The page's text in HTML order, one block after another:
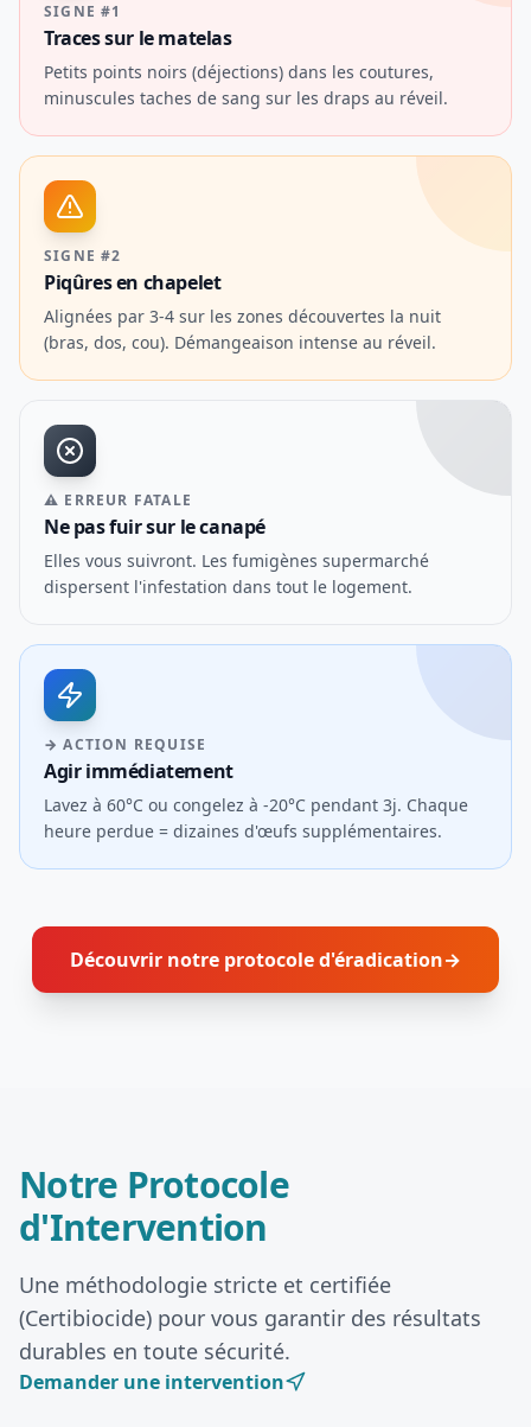
SIGNE #1
Traces sur le matelas
Petits points noirs (déjections) dans les coutures,
minuscules taches de sang sur les draps au réveil.
SIGNE #2
Piqûres en chapelet
Alignées par 3-4 sur les zones découvertes la nuit
(bras, dos, cou). Démangeaison intense au réveil.
⚠ ERREUR FATALE
Ne pas fuir sur le canapé
Elles vous suivront. Les fumigènes supermarché
dispersent l'infestation dans tout le logement.
→ ACTION REQUISE
Agir immédiatement
Lavez à 60°C ou congelez à -20°C pendant 3j. Chaque
heure perdue = dizaines d'œufs supplémentaires.
Découvrir notre protocole d'éradication→
Notre Protocole
d'Intervention
Une méthodologie stricte et certifiée
(Certibiocide) pour vous garantir des résultats
durables en toute sécurité.
Demander une intervention